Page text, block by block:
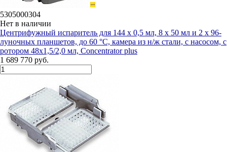
5305000304
Нет в наличии
Центрифужный испаритель для 144 х 0,5 мл, 8 х 50 мл и 2 х 96-
луночных планшетов, до 60 °C, камера из н/ж стали, с насосом, с
ротором 48х1,5/2,0 мл, Concentrator plus
1 689 770 руб.